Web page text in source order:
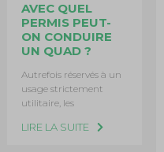
AVEC QUEL
PERMIS PEUT-
ON CONDUIRE
UN QUAD ?
Autrefois réservés à un
usage strictement
utilitaire, les
LIRE LA SUITE